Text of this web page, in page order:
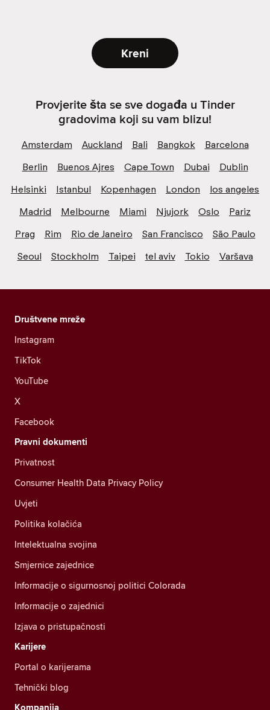
Kreni
Provjerite šta se sve događa u Tinder
gradovima koji su vam blizu!
Amsterdam Auckland Bali Bangkok
Barcelona
Berlin
Buenos Ajres Cape Town Dubai
Dublin
Helsinki
Istanbul Kopenhagen London
los angeles
Madrid
Melbourne Miami Njujork Oslo
Pariz
Prag
Rim Rio de Janeiro San Francisco
São Paulo
Seoul
Stockholm Taipei tel aviv Tokio Varšava
Društvene mreže
Instagram
TikTok
YouTube
X
Facebook
Pravni dokumenti
Privatnost
Consumer Health Data Privacy Policy
Uvjeti
Politika kolačića
Intelektualna svojina
Smjernice zajednice
Informacije o sigurnosnoj politici Colorada
Informacije o zajednici
Izjava o pristupačnosti
Karijere
Portal o karijerama
Tehnički blog